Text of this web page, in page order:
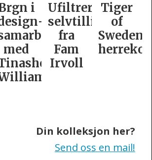
fra
Fam
Tiger
of
Swedens
herrekolleksjon
Slik
er
dame­
Din kolleksjon her?
Send oss en mail!